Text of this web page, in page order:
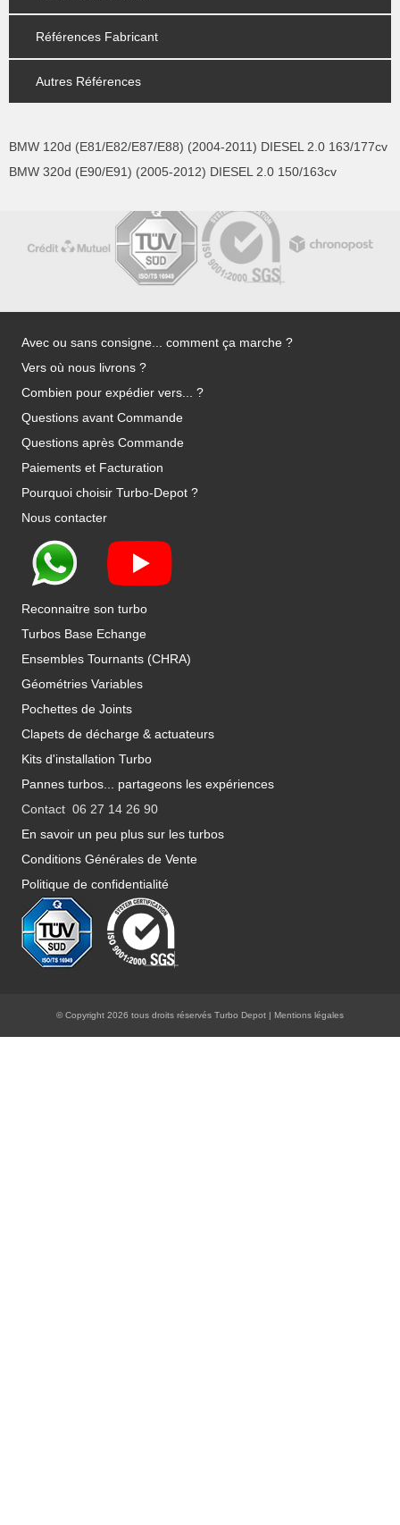
Références Fabricant
Autres Références
BMW 120d (E81/E82/E87/E88) (2004-2011) DIESEL 2.0 163/177cv
BMW 320d (E90/E91) (2005-2012) DIESEL 2.0 150/163cv
Avec ou sans consigne... comment ça marche ?
Vers où nous livrons ?
Combien pour expédier vers... ?
Questions avant Commande
Questions après Commande
Paiements et Facturation
Pourquoi choisir Turbo-Depot ?
Nous contacter
Reconnaitre son turbo
Turbos Base Echange
Ensembles Tournants (CHRA)
Géométries Variables
Pochettes de Joints
Clapets de décharge & actuateurs
Kits d'installation Turbo
Pannes turbos... partageons les expériences
Contact 06 27 14 26 90
En savoir un peu plus sur les turbos
Conditions Générales de Vente
Politique de confidentialité
© Copyright 2026 tous droits réservés Turbo Depot | Mentions légales